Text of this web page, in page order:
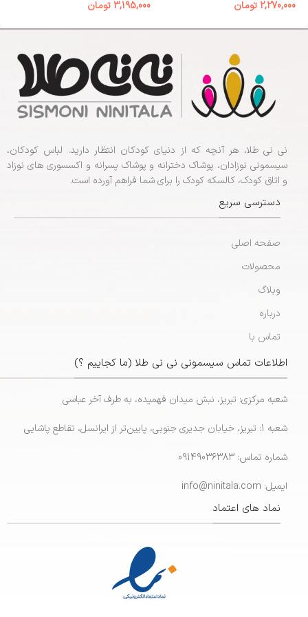
2,270,000 تومان
3,195,000تومان
نی نی طلا، هر آنچه که از دنیای کودکان انتظار دارید. لباس کودکان،
سیسمونی نوزادان، پوشاک دخترانه و پوشاک پسرانه و اکسسوری های نوزاد
و اتاق کودک، کالسکه کودک را برای شما فراهم آورده است.
دسترسی سریع
صفحه اصلی
محصولات
وبلاگ
درباره
تماس با
اطلاعات تماس سیسمونی نی نی طلا (ما کجاییم ؟)
شعبه مرکزی: تبریز، نبش میدان فهمیده، به طرف آخر عباسی
شعبه 1: تبریز، خیابان جدیری جنوبی، پایین‌تر از ایرانسل، تقاطع پاشایی
شماره تماس: 09149036383
ایمیل: info@ninitala.com
نماد های اعتماد